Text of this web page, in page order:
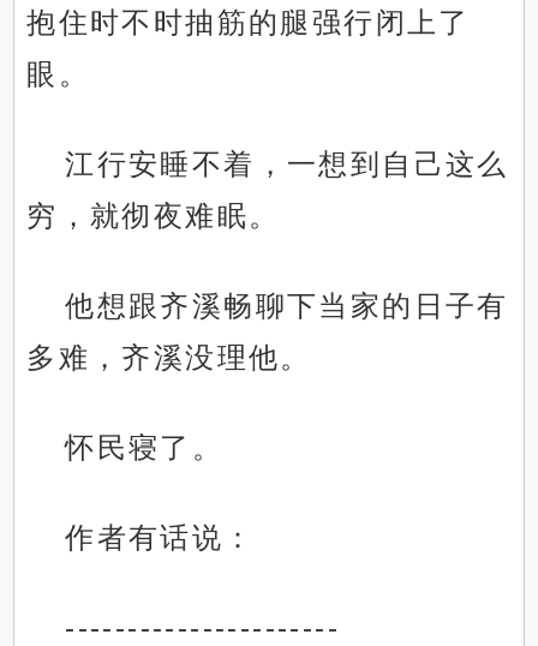
抱住时不时抽筋的腿强行闭上了
眼。
江行安睡不着，一想到自己这么
穷，就彻夜难眠。
他想跟齐溪畅聊下当家的日子有
多难，齐溪没理他。
怀民寝了。
作者有话说：
----------------------